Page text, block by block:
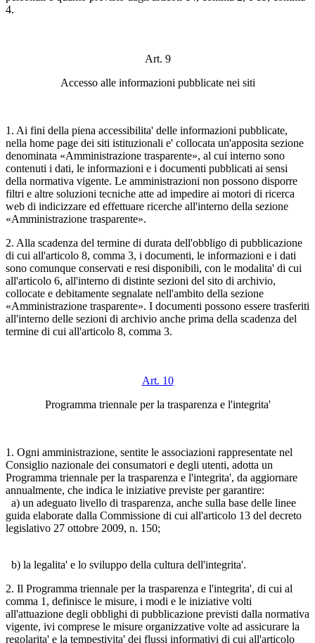
4.
Art. 9
Accesso alle informazioni pubblicate nei siti
1. Ai fini della piena accessibilita' delle informazioni pubblicate,
nella home page dei siti istituzionali e' collocata un'apposita sezione
denominata «Amministrazione trasparente», al cui interno sono
contenuti i dati, le informazioni e i documenti pubblicati ai sensi
della normativa vigente. Le amministrazioni non possono disporre
filtri e altre soluzioni tecniche atte ad impedire ai motori di ricerca
web di indicizzare ed effettuare ricerche all'interno della sezione
«Amministrazione trasparente».
2. Alla scadenza del termine di durata dell'obbligo di pubblicazione
di cui all'articolo 8, comma 3, i documenti, le informazioni e i dati
sono comunque conservati e resi disponibili, con le modalita' di cui
all'articolo 6, all'interno di distinte sezioni del sito di archivio,
collocate e debitamente segnalate nell'ambito della sezione
«Amministrazione trasparente». I documenti possono essere trasferiti
all'interno delle sezioni di archivio anche prima della scadenza del
termine di cui all'articolo 8, comma 3.
Art. 10
Programma triennale per la trasparenza e l'integrita'
1. Ogni amministrazione, sentite le associazioni rappresentate nel
Consiglio nazionale dei consumatori e degli utenti, adotta un
Programma triennale per la trasparenza e l'integrita', da aggiornare
annualmente, che indica le iniziative previste per garantire:
a) un adeguato livello di trasparenza, anche sulla base delle linee
guida elaborate dalla Commissione di cui all'articolo 13 del decreto
legislativo 27 ottobre 2009, n. 150;
b) la legalita' e lo sviluppo della cultura dell'integrita'.
2. Il Programma triennale per la trasparenza e l'integrita', di cui al
comma 1, definisce le misure, i modi e le iniziative volti
all'attuazione degli obblighi di pubblicazione previsti dalla normativa
vigente, ivi comprese le misure organizzative volte ad assicurare la
regolarita' e la tempestivita' dei flussi informativi di cui all'articolo